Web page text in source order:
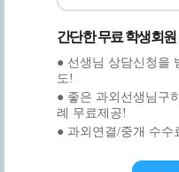
간단한 무료 학생회원
● 선생님 상담신청을
도!
● 좋은 과외선생님구
례 무료제공!
● 과외연결/중개 수수